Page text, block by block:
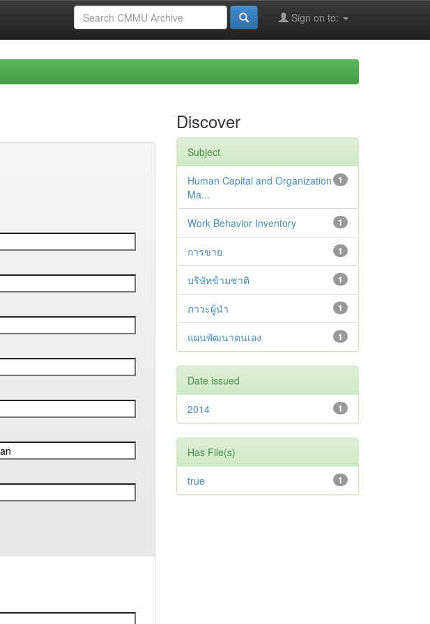
Sign on to:
Discover
Subject
1
Human Capital and Organization
Ma...
1
Work Behavior Inventory
1
การขาย
1
บริษัทข้ามชาติ
1
ภาวะผู้นำ
1
แผนพัฒนาตนเอง
Date issued
1
2014
Has File(s)
1
true